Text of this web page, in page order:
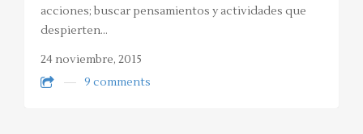
acciones; buscar pensamientos y actividades que
despierten…
24 noviembre, 2015
9 comments